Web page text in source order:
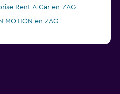
Rent-A-Car en ZAG
MOTION en ZAG